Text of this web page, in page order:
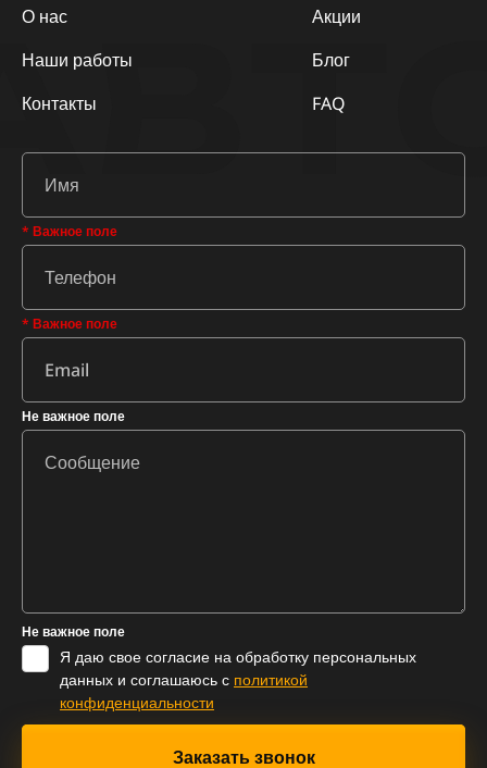
О нас
Наши работы
Контакты
Акции
Блог
FAQ
* Важное поле
* Важное поле
Не важное поле
Не важное поле
Я даю свое согласие на обработку персональных
данных и соглашаюсь с политикой
конфиденциальности